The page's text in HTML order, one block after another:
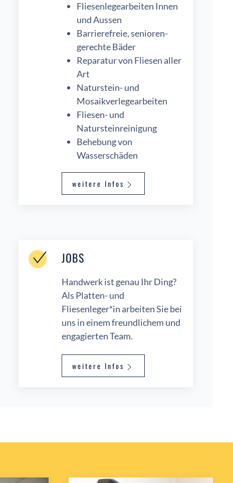
Fliesenlegearbeiten Innen
und Aussen
Barrierefreie, senioren-
gerechte Bäder
Reparatur von Fliesen aller
Art
Naturstein- und
Mosaikverlegearbeiten
Fliesen- und
Natursteinreinigung
Behebung von
Wasserschäden
weitere Infos
JOBS
Handwerk ist genau Ihr Ding?
Als Platten- und
Fliesenleger*in arbeiten Sie bei
uns in einem freundlichem und
engagierten Team.
weitere Infos